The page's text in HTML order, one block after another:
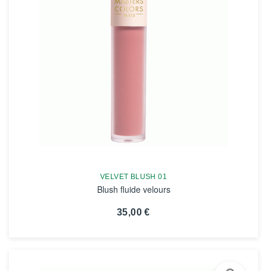
VELVET BLUSH 01
Blush fluide velours
35,00 €